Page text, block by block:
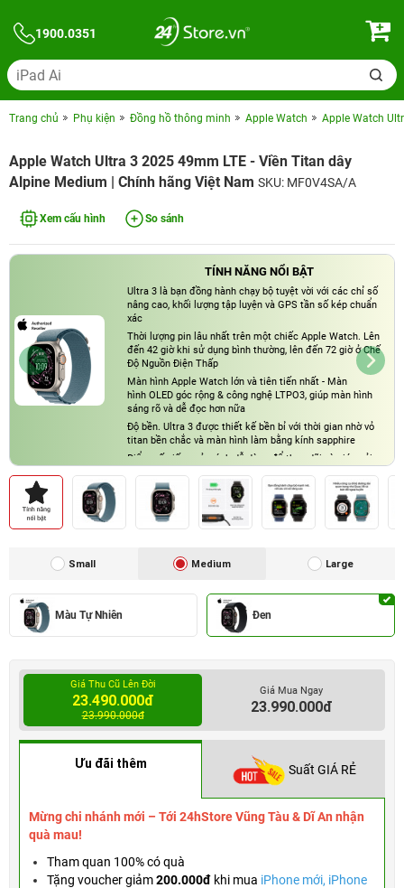
1900.0351
Trang chủ Phụ kiện Đồng hồ thông minh Apple Watch Apple Watch
Apple Watch Ultra 3 2025 49mm LTE - Viền Titan dây
Alpine Medium | Chính hãng Việt Nam SKU: MF0V4SA/A
Xem cấu hình So sánh
TÍNH NĂNG NỔI BẬT
Ultra 3 là bạn đồng hành chạy bộ tuyệt vời với các chỉ số
nâng cao, khối lượng tập luyện và GPS tần số kép chuẩn
xác
Thời lượng pin lâu nhất trên một chiếc Apple Watch. Lên
đến 42 giờ khi sử dụng bình thường, lên đến 72 giờ ở Chế
Độ Nguồn Điện Thấp
Màn hình Apple Watch lớn và tiên tiến nhất - Màn
hình OLED góc rộng & công nghệ LTPO3, giúp màn hình
sáng rõ và dễ đọc hơn nữa
Độ bền. Ultra 3 được thiết kế bền bỉ với thời gian nhờ vỏ
titan bền chắc và màn hình làm bằng kính sapphire
Điểm số giấc ngủ, cách dễ dàng để theo dõi và giúp cải
Small Medium Large
Màu Tự Nhiên Đen
Giá Thu Cũ Lên Đời
23.490.000đ
23.990.000đ
Giá Mua Ngay
23.990.000đ
Ưu đãi thêm Suất GIÁ RẺ
Mừng chi nhánh mới – Tới 24hStore Vũng Tàu & Dĩ An nhận
quà mau!
Tham quan 100% có quà
Tặng vouchergiảm200.000đ khi mua iPhone mới, iPhone